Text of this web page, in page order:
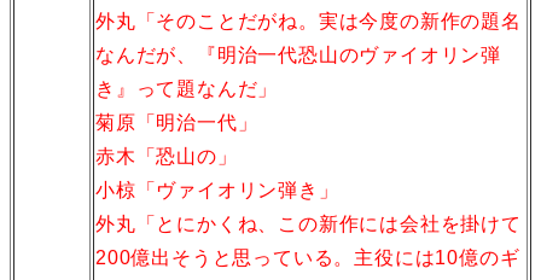
外丸「そのことだがね。実は今度の新作の題名
なんだが、『明治一代恐山のヴァイオリン弾
き』って題なんだ」
菊原「明治一代」
赤木「恐山の」
小椋「ヴァイオリン弾き」
外丸「とにかくね、この新作には会社を掛けて
200億出そうと思っている。主役には10億のギ